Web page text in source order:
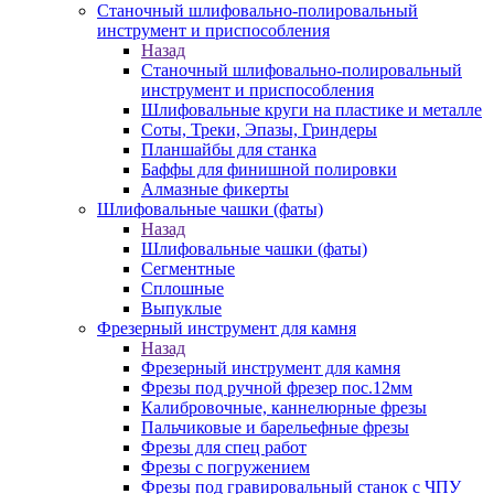
Станочный шлифовально-полировальный
инструмент и приспособления
Назад
Станочный шлифовально-полировальный
инструмент и приспособления
Шлифовальные круги на пластике и металле
Соты, Треки, Эпазы, Гриндеры
Планшайбы для станка
Баффы для финишной полировки
Алмазные фикерты
Шлифовальные чашки (фаты)
Назад
Шлифовальные чашки (фаты)
Сегментные
Сплошные
Выпуклые
Фрезерный инструмент для камня
Назад
Фрезерный инструмент для камня
Фрезы под ручной фрезер пос.12мм
Калибровочные, каннелюрные фрезы
Пальчиковые и барельефные фрезы
Фрезы для спец работ
Фрезы с погружением
Фрезы под гравировальный станок с ЧПУ